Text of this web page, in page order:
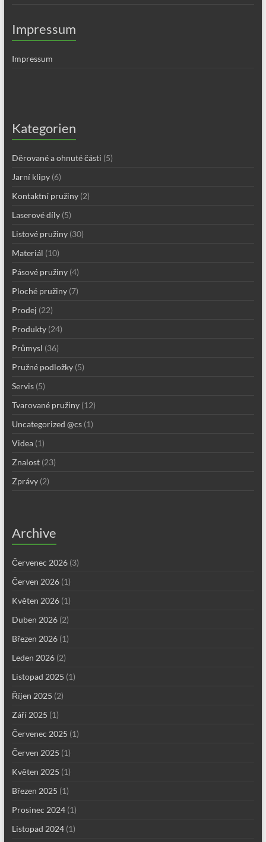
Impressum
Impressum
Kategorien
Děrované a ohnuté části (5)
Jarní klipy(6)
Kontaktní pružiny(2)
Laserové díly(5)
Listové pružiny(30)
Materiál (10)
Pásové pružiny(4)
Ploché pružiny(7)
Prodej (22)
Produkty(24)
Průmysl (36)
Pružné podložky(5)
Servis(5)
Tvarované pružiny(12)
Uncategorized @cs(1)
Videa(1)
Znalost(23)
Zprávy(2)
Archive
Červenec 2026(3)
Červen 2026(1)
Květen 2026(1)
Duben 2026(2)
Březen 2026(1)
Leden 2026(2)
Listopad 2025 (1)
Říjen 2025 (2)
Září 2025 (1)
Červenec 2025 (1)
Červen 2025 (1)
Květen 2025 (1)
Březen 2025 (1)
Prosinec 2024(1)
Listopad 2024(1)